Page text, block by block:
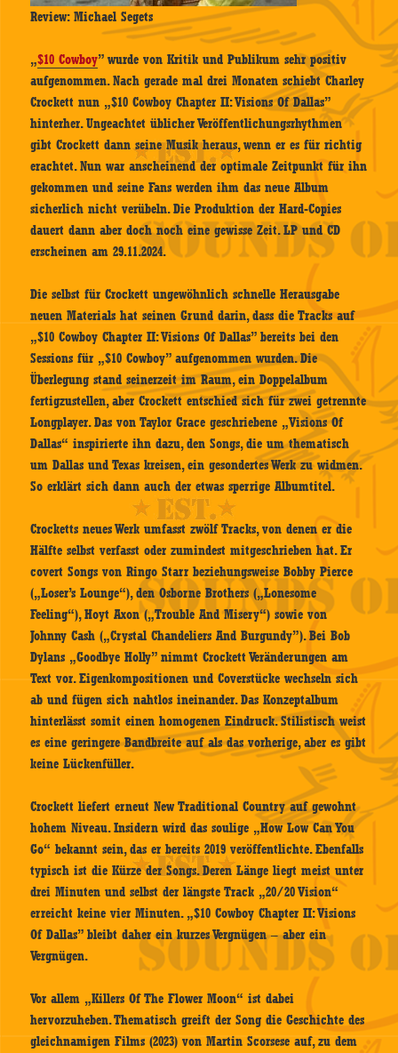
Review: Michael Segets
„$10 Cowboy” wurde von Kritik und Publikum sehr positiv
aufgenommen. Nach gerade mal drei Monaten schiebt Charley
Crockett nun „$10 Cowboy Chapter II: Visions Of Dallas”
hinterher. Ungeachtet üblicher Veröffentlichungsrhythmen
gibt Crockett dann seine Musik heraus, wenn er es für richtig
erachtet. Nun war anscheinend der optimale Zeitpunkt für ihn
gekommen und seine Fans werden ihm das neue Album
sicherlich nicht verübeln. Die Produktion der Hard-Copies
dauert dann aber doch noch eine gewisse Zeit. LP und CD
erscheinen am 29.11.2024.
Die selbst für Crockett ungewöhnlich schnelle Herausgabe
neuen Materials hat seinen Grund darin, dass die Tracks auf
„$10 Cowboy Chapter II: Visions Of Dallas” bereits bei den
Sessions für „$10 Cowboy” aufgenommen wurden. Die
Überlegung stand seinerzeit im Raum, ein Doppelalbum
fertigzustellen, aber Crockett entschied sich für zwei getrennte
Longplayer. Das von Taylor Grace geschriebene „Visions Of
Dallas“ inspirierte ihn dazu, den Songs, die um thematisch
um Dallas und Texas kreisen, ein gesondertes Werk zu widmen.
So erklärt sich dann auch der etwas sperrige Albumtitel.
Crocketts neues Werk umfasst zwölf Tracks, von denen er die
Hälfte selbst verfasst oder zumindest mitgeschrieben hat. Er
covert Songs von Ringo Starr beziehungsweise Bobby Pierce
(„Loser’s Lounge“), den Osborne Brothers („Lonesome
Feeling“), Hoyt Axon („Trouble And Misery“) sowie von
Johnny Cash („Crystal Chandeliers And Burgundy”). Bei Bob
Dylans „Goodbye Holly” nimmt Crockett Veränderungen am
Text vor. Eigenkompositionen und Coverstücke wechseln sich
ab und fügen sich nahtlos ineinander. Das Konzeptalbum
hinterlässt somit einen homogenen Eindruck. Stilistisch weist
es eine geringere Bandbreite auf als das vorherige, aber es gibt
keine Lückenfüller.
Crockett liefert erneut New Traditional Country auf gewohnt
hohem Niveau. Insidern wird das soulige „How Low Can You
Go“ bekannt sein, das er bereits 2019 veröffentlichte. Ebenfalls
typisch ist die Kürze der Songs. Deren Länge liegt meist unter
drei Minuten und selbst der längste Track „20/20 Vision“
erreicht keine vier Minuten. „$10 Cowboy Chapter II: Visions
Of Dallas” bleibt daher ein kurzes Vergnügen – aber ein
Vergnügen.
Vor allem „Killers Of The Flower Moon“ ist dabei
hervorzuheben. Thematisch greift der Song die Geschichte des
gleichnamigen Films (2023) von Martin Scorsese auf, zu dem